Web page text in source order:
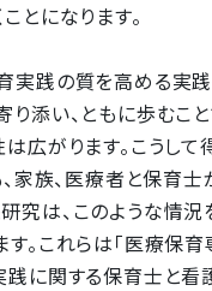
とになります。
実践の質を高める実
添い、ともに歩むこ
広がります。こうし
、家族、医療者と保育
は、このような情況
す。これらは「医療保
践に関する保育士と